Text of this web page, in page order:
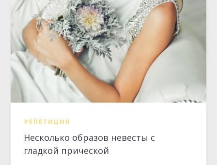
РЕПЕТИЦИЯ
Несколько образов невесты с
гладкой прической